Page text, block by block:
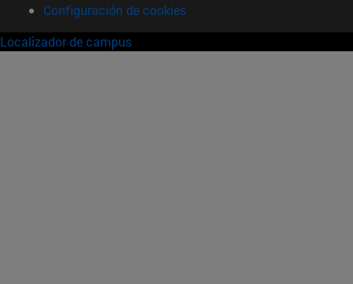
Configuración de cookies
Localizador de campus